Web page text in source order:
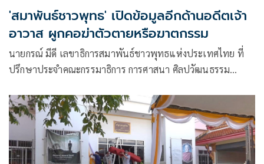
'สมาพันธ์ชาวพุทธ' เปิดข้อมูลอีกด้านอดีตเจ้า
อาวาส ผูกคอฆ่าตัวตายหรือฆาตกรรม
นายกรณ์ มีดี เลขาธิการสมาพันธ์ชาวพุทธแห่งประเทศไทย ที่
ปรึกษาประจำคณะกรรมาธิการ การศาสนา ศิลปวัฒนธรรม